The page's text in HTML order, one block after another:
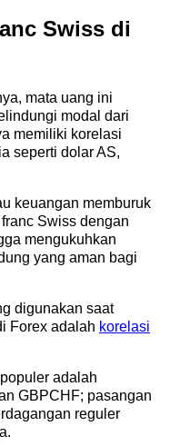
Swiss di
mata uang ini
modal dari
memiliki korelasi
seperti dolar AS,
keuangan memburuk
Swiss dengan
mengukuhkan
yang aman bagi
digunakan saat
Forex adalah korelasi
adalah
GBPCHF; pasangan
reguler